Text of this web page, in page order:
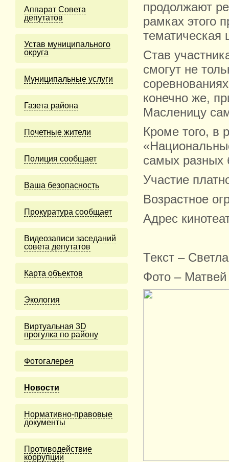
Аппарат Совета
депутатов
Устав муниципального
округа
Муниципальные услуги
Газета района
Почетные жители
Полиция сообщает
Ваша безопасность
Прокуратура сообщает
Видеозаписи заседаний
совета депутатов
Карта объектов
Экология
Виртуальная 3D
прогулка по району
Фотогалерея
Новости
Нормативно-правовые
документы
Противодействие
коррупции
продолжают
рамках этого
Став
смогут не
конечно же,
Масленицу
Кроме того, в
самых разных
Участие
Возрастное
Адрес
Текст –
Фото –